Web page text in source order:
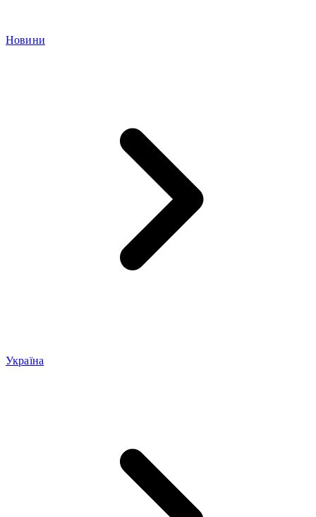
Новини
Україна